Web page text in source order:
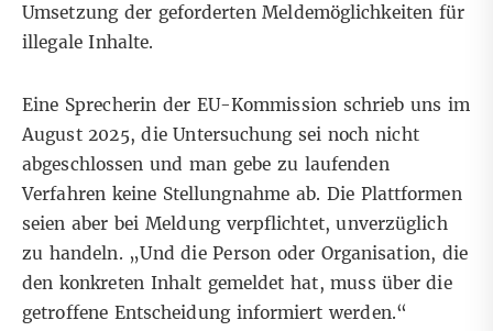
Umsetzung der geforderten Meldemöglichkeiten für
illegale Inhalte.
Eine Sprecherin der EU-Kommission schrieb uns im
August 2025, die Untersuchung sei noch nicht
abgeschlossen und man gebe zu laufenden
Verfahren keine Stellungnahme ab. Die Plattformen
seien aber bei Meldung verpflichtet, unverzüglich
zu handeln. „Und die Person oder Organisation, die
den konkreten Inhalt gemeldet hat, muss über die
getroffene Entscheidung informiert werden.“